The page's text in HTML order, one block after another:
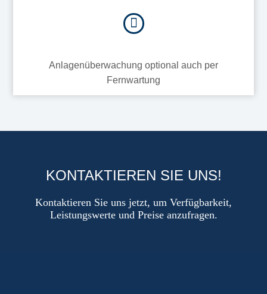
Anlagenüberwachung optional auch per
Fernwartung
KONTAKTIEREN SIE UNS!
Kontaktieren Sie uns jetzt, um Verfügbarkeit,
Leistungswerte und Preise anzufragen.